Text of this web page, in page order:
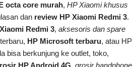
octa core murah, HP Xiaomi khusus
dan review HP Xiaomi Redmi 3.
Redmi 3, aksesoris dan spare
HP Microsoft terbaru, atau HP
bisa berkunjung ke outlet, toko,